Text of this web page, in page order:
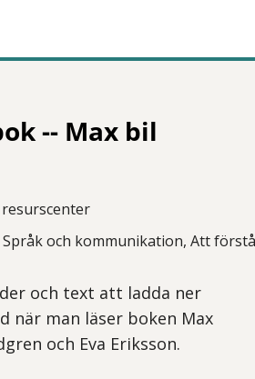
-- Max bil
och kommunikation, Att
och text att ladda ner
när man läser boken Max
och Eva Eriksson.